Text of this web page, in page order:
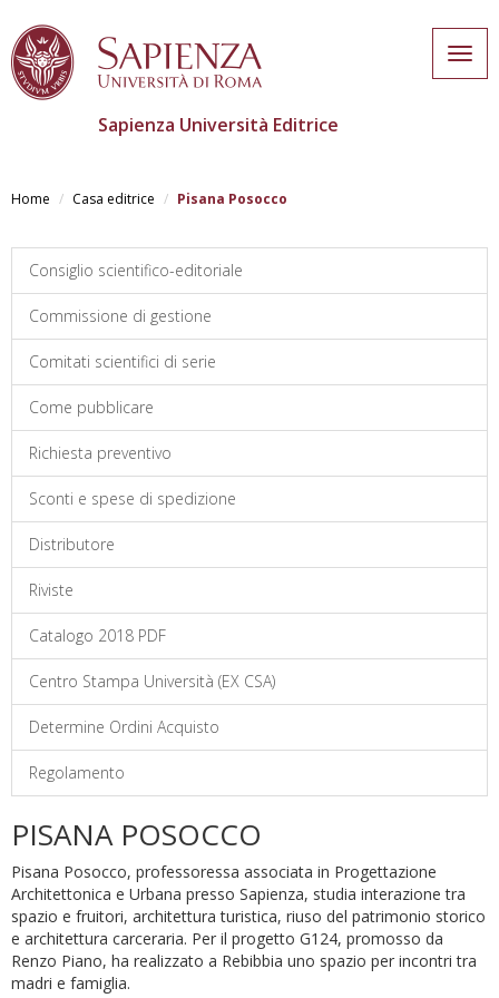
contenuto
Sapienza Università Editrice
Home Casa editrice Pisana Posocco
Consiglio scientifico-editoriale
Commissione di gestione
Comitati scientifici di serie
Come pubblicare
Richiesta preventivo
Sconti e spese di spedizione
Distributore
Riviste
Catalogo 2018 PDF
Centro Stampa Università (EX CSA)
Determine Ordini Acquisto
Regolamento
PISANA POSOCCO
Pisana Posocco, professoressa associata in Progettazione
Architettonica e Urbana presso Sapienza, studia interazione tra
spazio e fruitori, architettura turistica, riuso del patrimonio storico
e architettura carceraria. Per il progetto G124, promosso da
Renzo Piano, ha realizzato a Rebibbia uno spazio per incontri tra
madri e famiglia.